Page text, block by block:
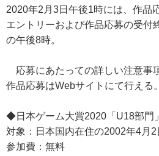
2020年2月3日午後1時には、作品
エントリーおよび作品応募の受付
の午後8時。
応募にあたっての詳しい注意事
作品応募はWebサイトにて行える。
◆日本ゲーム大賞2020「U18部門」
対象：日本国内在住の2002年4月2
参加費：無料